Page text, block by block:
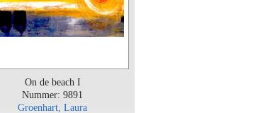
On de beach I
Nummer: 9891
Groenhart, Laura